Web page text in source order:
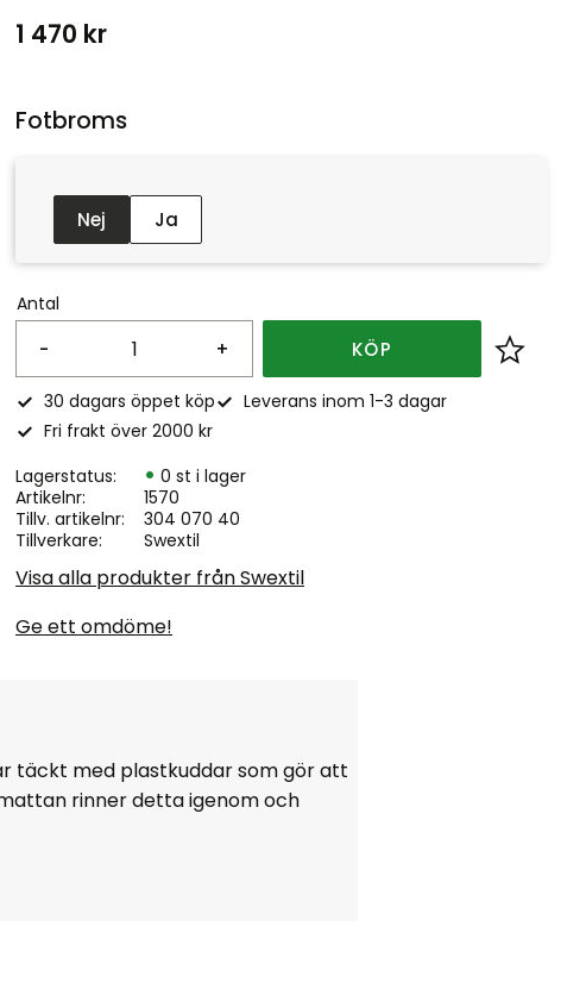
1 470 kr
Fotbroms :
Nej Ja
Antal
+
- KÖP Lägg
30 dagars öppet köp
Leverans inom 1-3 dagar
Fri frakt över 2000 kr
Lagerstatus
0 st i lager
Artikelnr
1570
Tillv. artikelnr
304 070 40
Tillverkare
Swextil
Visa alla produkter från Swextil
Ge ett omdöme!
täckt med plastkuddar som gör att
rinner detta igenom och